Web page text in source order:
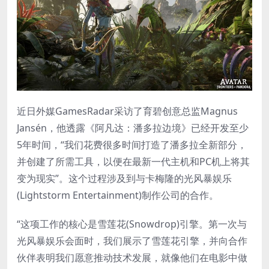
近日外媒GamesRadar采访了育碧创意总监Magnus
Jansén，他透露《阿凡达：潘多拉边境》已经开发至少
5年时间，“我们花费很多时间打造了潘多拉全新部分，
并创建了所需工具，以便在最新一代主机和PC机上将其
变为现实”。这个过程涉及到与卡梅隆的光风暴娱乐
(Lightstorm Entertainment)制作公司的合作。
“这项工作的核心是雪莲花(Snowdrop)引擎。第一次与
光风暴娱乐会面时，我们展示了雪莲花引擎，并向合作
伙伴表明我们愿意推动技术发展，就像他们在电影中做